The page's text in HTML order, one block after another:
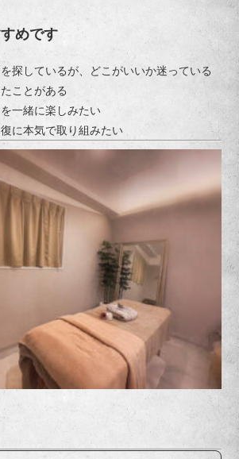
めです
探しているが、どこがいいか迷っている
ことがある
一緒に楽しみたい
に本気で取り組みたい